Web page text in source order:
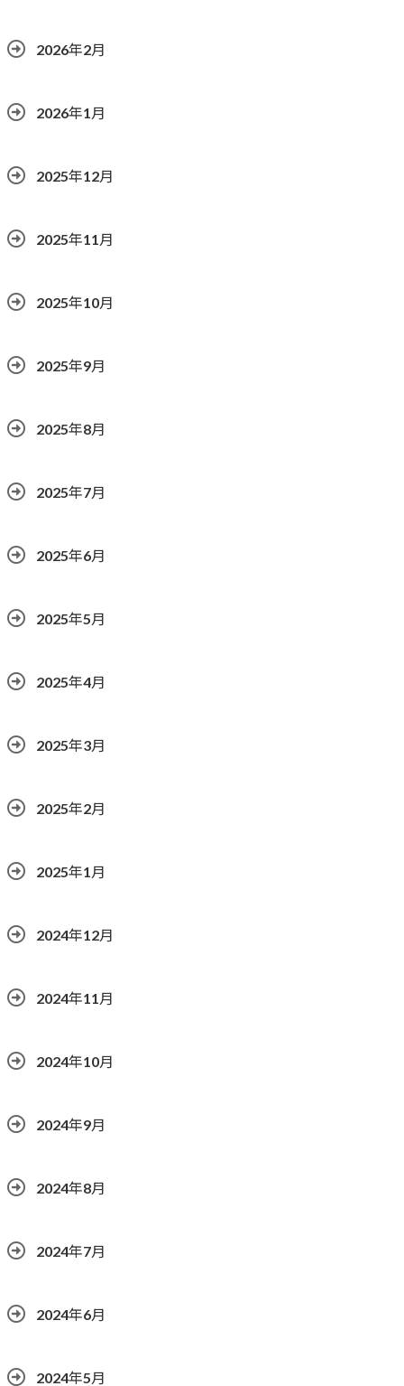
2026年2月
2026年1月
2025年12月
2025年11月
2025年10月
2025年9月
2025年8月
2025年7月
2025年6月
2025年5月
2025年4月
2025年3月
2025年2月
2025年1月
2024年12月
2024年11月
2024年10月
2024年9月
2024年8月
2024年7月
2024年6月
2024年5月